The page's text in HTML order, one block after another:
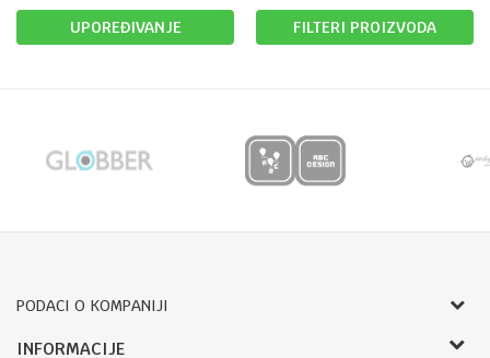
UPOREĐIVANJE FILTERI PROIZVODA
PODACI O KOMPANIJI
Bojprom d.o.o.
INFORMACIJE